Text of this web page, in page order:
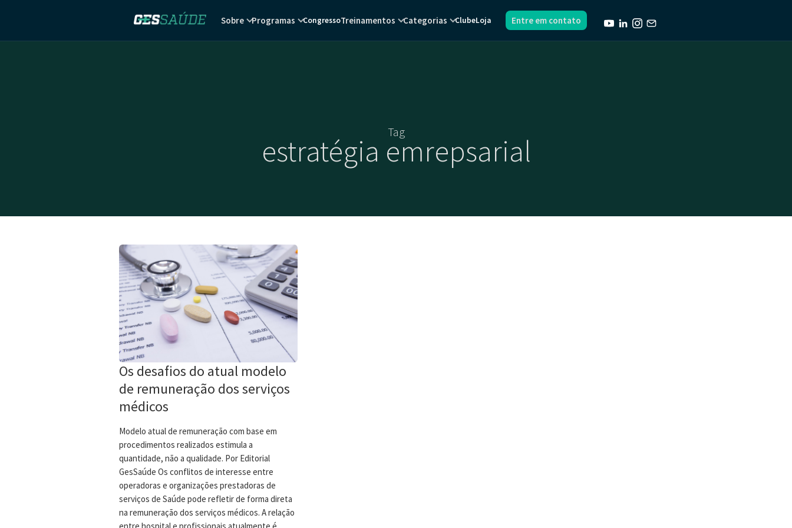
Sobre Programas CongressoTreinamentos Categorias ClubeLoja Entre em contato
Tag
estratégia emrepsarial
Os desafios do atual modelo
de remuneração dos serviços
médicos
Modelo atual de remuneração com base em
procedimentos realizados estimula a
quantidade, não a qualidade. Por Editorial
GesSaúde Os conflitos de interesse entre
operadoras e organizações prestadoras de
serviços de Saúde pode refletir de forma direta
na remuneração dos serviços médicos. A relação